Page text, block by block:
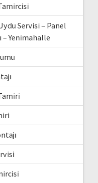
Servisi – Panel
– Yenimahalle